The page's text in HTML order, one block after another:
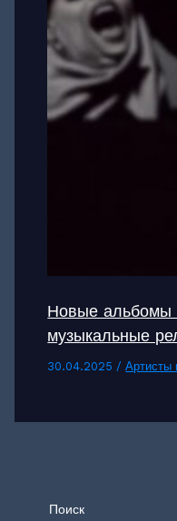
Новые альбомы
музыкальные
30.04.2025 /Артисты
Поиск